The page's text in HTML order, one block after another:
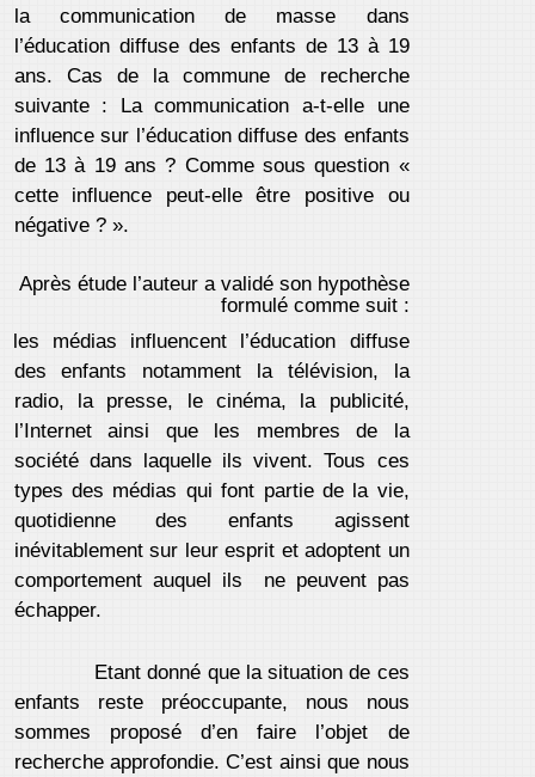
la communication de masse dans
l’éducation diffuse des enfants de 13 à 19
ans. Cas de la commune de recherche
suivante : La communication a-t-elle une
influence sur l’éducation diffuse des enfants
de 13 à 19 ans ? Comme sous question «
cette influence peut-elle être positive ou
négative ? ».
Après étude l’auteur a validé son hypothèse
formulé comme suit :
les médias influencent l’éducation diffuse
des enfants notamment la télévision, la
radio, la presse, le cinéma, la publicité,
l’Internet ainsi que les membres de la
société dans laquelle ils vivent. Tous ces
types des médias qui font partie de la vie,
quotidienne des enfants agissent
inévitablement sur leur esprit et adoptent un
comportement auquel ils ne peuvent pas
échapper.
Etant donné que la situation de ces
enfants reste préoccupante, nous nous
sommes proposé d’en faire l’objet de
recherche approfondie. C’est ainsi que nous